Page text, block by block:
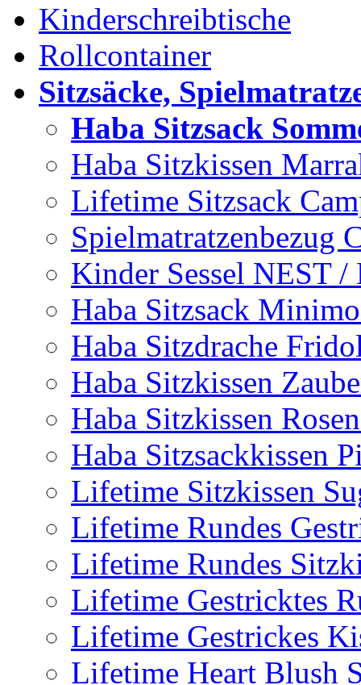
Kinderschreibtische
Rollcontainer
Sitzsäcke,
Haba Sitzsack
Haba Sitzkissen
Lifetime Sitzsack
Spielmatratzenbezug
Kinder Sessel NEST
Haba Sitzsack
Haba Sitzdrache
Haba Sitzkissen
Haba Sitzkissen
Haba Sitzsackkissen
Lifetime Sitzkissen
Lifetime Rundes
Lifetime Rundes
Lifetime Gestricktes
Lifetime Gestrickes
Lifetime Heart Blush